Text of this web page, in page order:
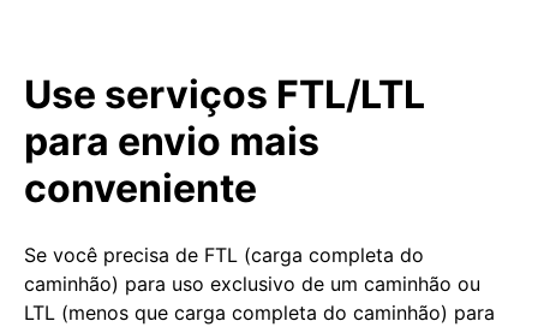
Use serviços FTL/LTL
para envio mais
conveniente
Se você precisa de FTL (carga completa do
caminhão) para uso exclusivo de um caminhão ou
LTL (menos que carga completa do caminhão) para